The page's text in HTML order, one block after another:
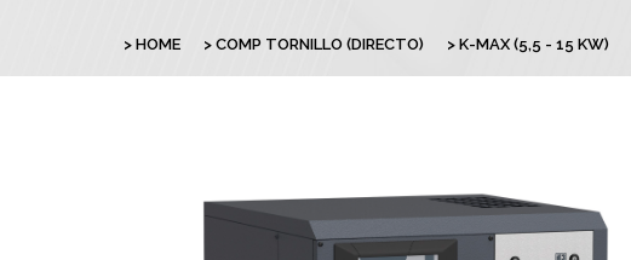
HOME COMP TORNILLO (DIRECTO) K-MAX (5,5 - 15 KW)